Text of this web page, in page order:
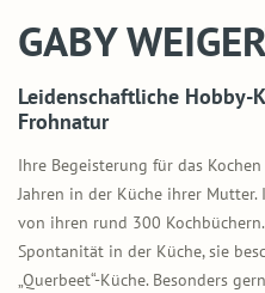
GABY
Leidenschaftliche Hobby-
Frohnatur
Ihre Begeisterung für das
Jahren in der Küche ihrer
von ihren rund 300
Spontanität in der Küche, sie
„Querbeet“-Küche. Besonders